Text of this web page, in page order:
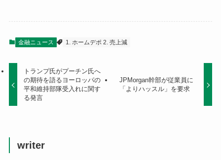
金融ニュース 1. ホームデポ 2. 売上減
トランプ氏がプーチン氏へ
の期待を語るヨーロッパの
平和維持部隊受入れに関す
る発言
JPMorgan幹部が従業員に
「よりハッスル」を要求
writer